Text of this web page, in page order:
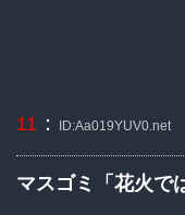
11 ： ID:Aa019YUV0.net
マスゴミ「花火で